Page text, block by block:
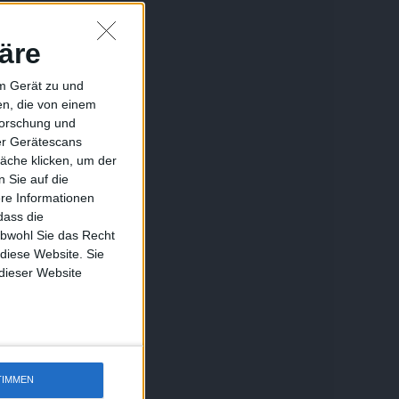
Gerät zu und
die von einem
und
Gerätescans
klicken, um der
Sie auf die
Informationen
die
Sie das Recht
Website. Sie
Website